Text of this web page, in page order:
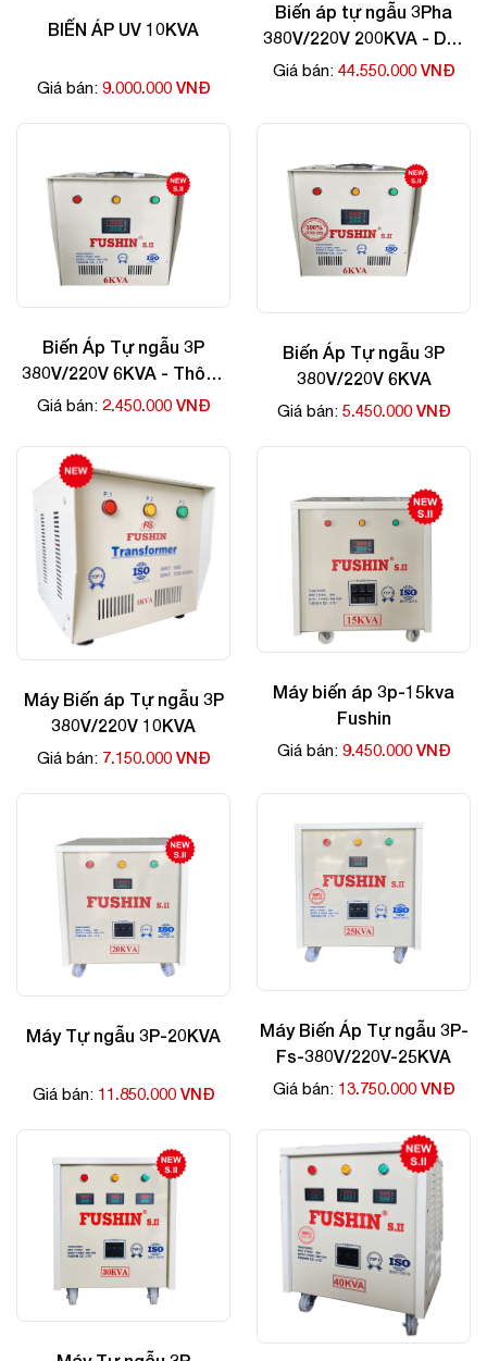
BIẾN ÁP UV 10KVA
Giá bán: 9.000.000 VNĐ
Biến áp tự ngẫu 3Pha
380V/220V 200KVA - Dây
Nhôm
Giá bán: 44.550.000 VNĐ
Biến Áp Tự ngẫu 3P
380V/220V 6KVA - Thông
Dụng
Giá bán: 2.450.000 VNĐ
Biến Áp Tự ngẫu 3P
380V/220V 6KVA
Giá bán: 5.450.000 VNĐ
Máy Biến áp Tự ngẫu 3P
380V/220V 10KVA
Giá bán: 7.150.000 VNĐ
Máy biến áp 3p-15kva
Fushin
Giá bán: 9.450.000 VNĐ
Máy Tự ngẫu 3P-20KVA
Giá bán: 11.850.000 VNĐ
Máy Biến Áp Tự ngẫu 3P-
Fs-380V/220V-25KVA
Giá bán: 13.750.000 VNĐ